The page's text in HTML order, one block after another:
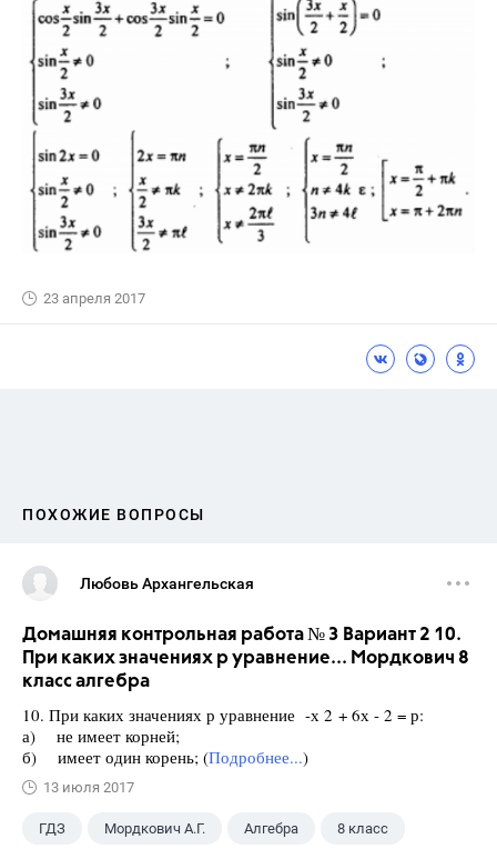
23 апреля 2017
ПОХОЖИЕ ВОПРОСЫ
Любовь Архангельская
Домашняя контрольная работа № 3 Вариант 2 10.
При каких значениях р уравнение... Мордкович 8
класс алгебра
10. При каких значениях р уравнение -х 2 + 6х - 2 = р:
а) не имеет корней;
б) имеет один корень; (Подробнее...)
13 июля 2017
ГДЗ Мордкович А.Г. Алгебра 8 класс